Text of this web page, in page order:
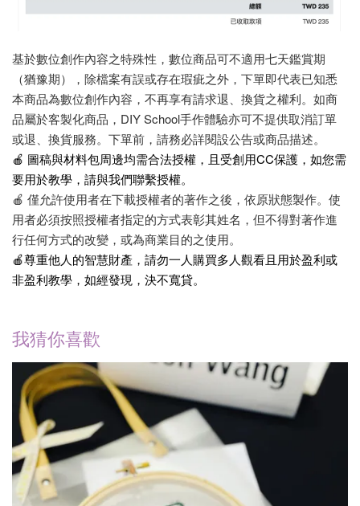
基於數位創作內容之特殊性，數位商品可不適用七天鑑賞期
（猶豫期），除檔案有誤或存在瑕疵之外，下單即代表已知悉
本商品為數位創作內容，不再享有請求退、換貨之權利。如商
品屬於客製化商品，DIY School手作體驗亦可不提供取消訂單
或退、換貨服務。下單前，請務必詳閱設公告或商品描述。
🍎 圖稿與材料包周邊均需合法授權，且受創用CC保護，如您需
要用於教學，請與我們聯繫授權。
🍎 僅允許使用者在下載授權者的著作之後，依原狀態製作。使
用者必須按照授權者指定的方式表彰其姓名，但不得對著作進
行任何方式的改變，或為商業目的之使用。
🍎尊重他人的智慧財產，請勿一人購買多人觀看且用於盈利或
非盈利教學，如經發現，決不寬貸。
我猜你喜歡